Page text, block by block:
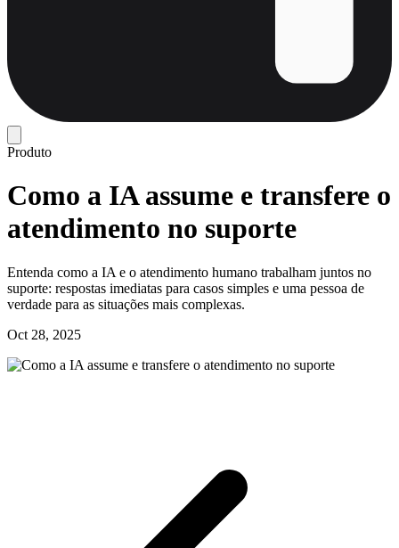
Produto
Como a IA assume e transfere o
atendimento no suporte
Entenda como a IA e o atendimento humano trabalham juntos no
suporte: respostas imediatas para casos simples e uma pessoa de
verdade para as situações mais complexas.
Oct 28, 2025